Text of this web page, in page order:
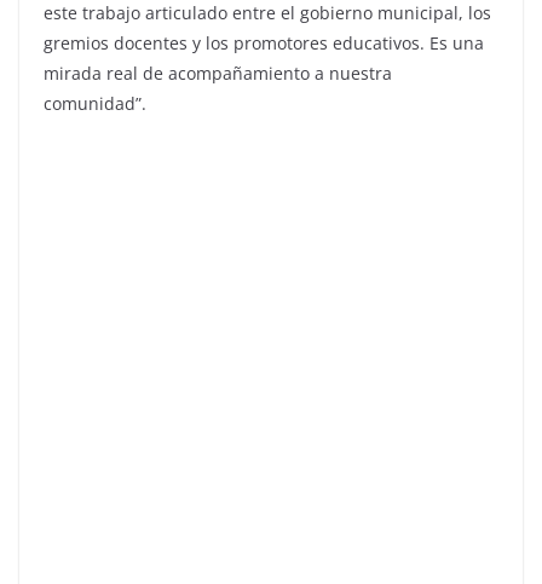
este trabajo articulado entre el gobierno municipal, los
gremios docentes y los promotores educativos. Es una
mirada real de acompañamiento a nuestra
comunidad”.